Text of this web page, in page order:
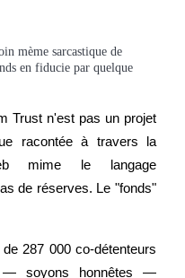
exclusives
mème sarcastique de
en fiducie par quelque
Trust n'est pas un projet
racontée à travers la
mime le langage
de réserves. Le "fonds"
287 000 co-détenteurs
— soyons honnêtes —